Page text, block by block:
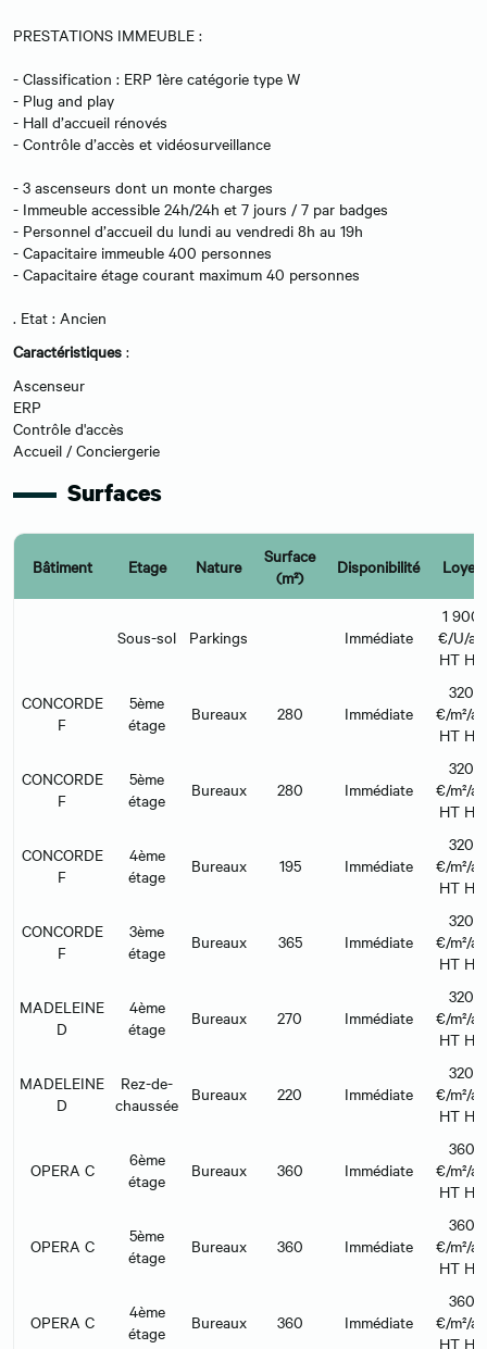
PRESTATIONS IMMEUBLE :
- Classification : ERP 1ère catégorie type W
- Plug and play
- Hall d’accueil rénovés
- Contrôle d’accès et vidéosurveillance
- 3 ascenseurs dont un monte charges
- Immeuble accessible 24h/24h et 7 jours / 7 par badges
- Personnel d’accueil du lundi au vendredi 8h au 19h
- Capacitaire immeuble 400 personnes
- Capacitaire étage courant maximum 40 personnes
. Etat : Ancien
Caractéristiques :
Ascenseur
ERP
Contrôle d'accès
Accueil / Conciergerie
Surfaces
Bâtiment Etage Nature
Surface
(m²)
Disponibilité Loyer
Sous-sol Parkings Immédiate
1 900
€/U/an
HT HC
CONCORDE
F
5ème
étage
Bureaux 280 Immédiate
320
€/m²/an
HT HC
CONCORDE
F
5ème
étage
Bureaux 280 Immédiate
320
€/m²/an
HT HC
CONCORDE
F
4ème
étage
Bureaux 195 Immédiate
320
€/m²/an
HT HC
CONCORDE
F
3ème
étage
Bureaux 365 Immédiate
320
€/m²/an
HT HC
MADELEINE
D
4ème
étage
Bureaux 270 Immédiate
320
€/m²/an
HT HC
MADELEINE
D
Rez-de-
chaussée
Bureaux 220 Immédiate
320
€/m²/an
HT HC
OPERA C
6ème
étage
Bureaux 360 Immédiate
360
€/m²/an
HT HC
OPERA C
5ème
étage
Bureaux 360 Immédiate
360
€/m²/an
HT HC
OPERA C
4ème
étage
Bureaux 360 Immédiate
360
€/m²/an
HT HC